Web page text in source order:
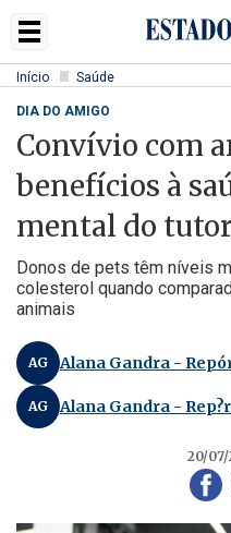
Início Saúde
DIA DO AMIGO
Convívio com
benefícios à
mental do tutor
Donos de pets têm níveis
colesterol quando
animais
AG Alana Gandra -
AG Alana Gandra -
20/